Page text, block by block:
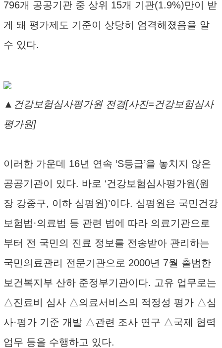
796개 공공기관 중 상위 15개 기관(1.9%)만이 받
게 돼 평가제도 기준이 상당히 엄격해졌음을 알
수 있다.
▲건강보험심사평가원 전경[사진=건강보험심사
평가원]
이러한 가운데 16년 연속 ‘S등급’을 놓치지 않은
공공기관이 있다. 바로 ‘건강보험심사평가원(원
장 강중구, 이하 심평원)’이다. 심평원은 국민건강
보험법·의료법 등 관련 법에 따라 의료기관으로
부터 전 국민의 진료 정보를 전송받아 관리하는
국민의료관리 전문기관으로 2000년 7월 출범한
보건복지부 산하 준정부기관이다. 고유 업무로는
△진료비 심사 △의료서비스의 적정성 평가 △심
사·평가 기준 개발 △관련 조사 연구 △국제 협력
업무 등을 수행하고 있다.